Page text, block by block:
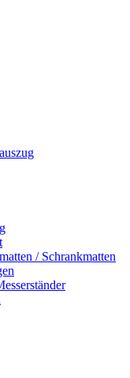
/ Schrankmatten